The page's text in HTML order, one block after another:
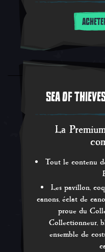
SEA OF
La
Tout le contenu
Les pavillon,
canons, éclat de
proue du
Collectionneur,
ensemble de